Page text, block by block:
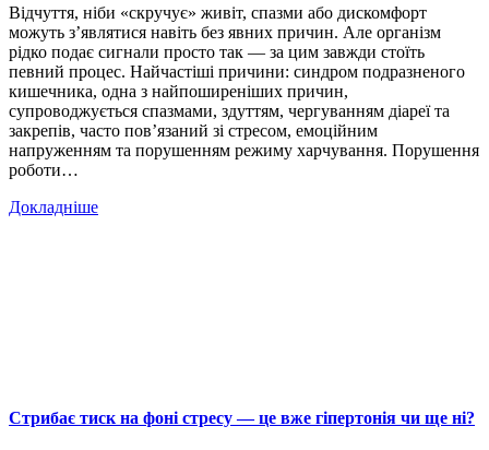
Відчуття, ніби «скручує» живіт, спазми або дискомфорт
можуть з’являтися навіть без явних причин. Але організм
рідко подає сигнали просто так — за цим завжди стоїть
певний процес. Найчастіші причини: синдром подразненого
кишечника, одна з найпоширеніших причин,
супроводжується спазмами, здуттям, чергуванням діареї та
закрепів, часто пов’язаний зі стресом, емоційним
напруженням та порушенням режиму харчування. Порушення
роботи…
Докладніше
Стрибає тиск на фоні стресу — це вже гіпертонія чи ще ні?